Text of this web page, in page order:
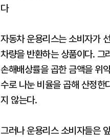
다
자동차 운용리스는 소비자가
차량을 반환하는 상품이다. 그
손해배상률을 곱한 금액을 위
수로 나눈 비율을 곱해 산정한
지 않는다.
그러나 운용리스 소비자들은